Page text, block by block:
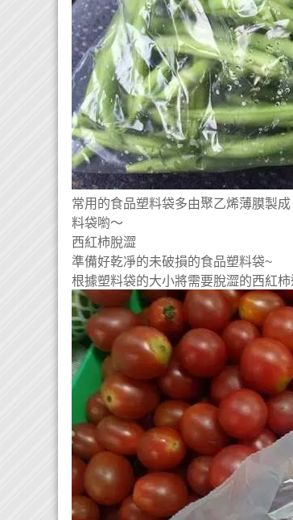
常用的食品塑料袋多由聚乙烯薄膜製
料袋喲～
西紅柿脫澀
準備好乾凈的未破損的食品塑料袋~
根據塑料袋的大小將需要脫澀的西紅